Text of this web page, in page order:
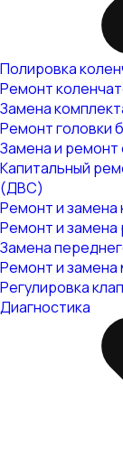
Полировка
Ремонт
Замена
Ремонт головки
Замена и ремонт
Капитальный
(ДВС)
Ремонт и замена
Ремонт и замена
Замена
Ремонт и замена
Регулировка
Диагностика